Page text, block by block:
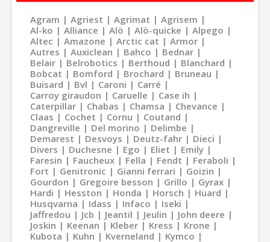
Agram Agriest Agrimat
Agrisem
Al-ko
Alliance Alö Alö-quicke
Alpego
Altec
Amazone Arctic cat
Armor
Autres
Auxiclean Bahco
Bednar
Belair
Belrobotics Berthoud
Blanchard
Bobcat
Bomford Brochard
Bruneau
Buisard
Bvl Caroni
Carré
Carroy giraudon
Caruelle
Case ih
Caterpillar
Chabas Chamsa
Chevance
Claas
Cochet Cornu
Coutand
Dangreville
Del morino
Delimbe
Demarest
Desvoys Deutz-fahr
Dieci
Divers
Duchesne Ego Eliet
Emily
Faresin
Faucheux Fella Fendt
Feraboli
Fort
Genitronic Gianni ferrari
Goizin
Gourdon
Gregoire besson Grillo
Gyrax
Hardi
Hesston Honda Horsch
Huard
Husqvarna
Idass Infaco
Iseki
Jaffredou
Jcb Jeantil Jeulin
John deere
Joskin
Keenan Kleber Kress
Krone
Kubota
Kuhn Kverneland
Kymco